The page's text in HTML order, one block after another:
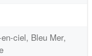
ciel, Bleu Mer,